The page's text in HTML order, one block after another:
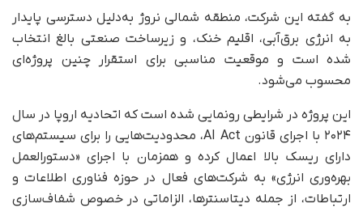
به گفته این شرکت، منطقه شمالی نروژ به‌دلیل دسترسی پایدار
به انرژی برق‌آبی، اقلیم خنک، و زیرساخت صنعتی بالغ انتخاب
شده است و موقعیت مناسبی برای استقرار چنین پروژه‌ای
محسوب می‌شود.
این پروژه در شرایطی رونمایی شده است که اتحادیه اروپا در سال
۲۰۲۴ با اجرای قانون AI Act، محدودیت‌هایی را برای سیستم‌های
دارای ریسک بالا اعمال کرده و همزمان با اجرای «دستورالعمل
بهره‌وری انرژی» به شرکت‌های فعال در حوزه فناوری اطلاعات و
ارتباطات، از جمله دیتاسنترها، الزاماتی در خصوص شفاف‌سازی